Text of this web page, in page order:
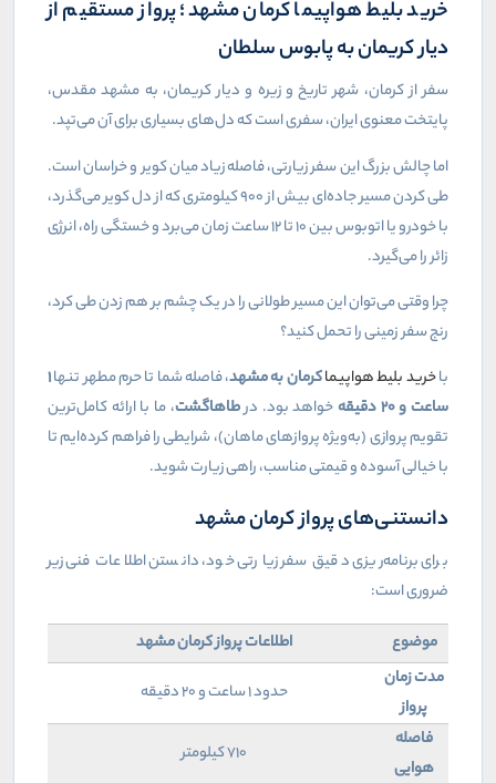
خرید بلیط هواپیما کرمان مشهد؛ پرواز مستقیم از
دیار کریمان به پابوس سلطان
سفر از کرمان، شهر تاریخ و زیره و دیار کریمان، به مشهد مقدس،
پایتخت معنوی ایران، سفری است که دل‌های بسیاری برای آن می‌تپد.
اما چالش بزرگ این سفر زیارتی، فاصله زیاد میان کویر و خراسان است.
طی کردن مسیر جاده‌ای بیش از ۹۰۰ کیلومتری که از دل کویر می‌گذرد،
با خودرو یا اتوبوس بین ۱۰ تا ۱۲ ساعت زمان می‌برد و خستگی راه، انرژی
زائر را می‌گیرد.
چرا وقتی می‌توان این مسیر طولانی را در یک چشم بر هم زدن طی کرد،
رنج سفر زمینی را تحمل کنید؟
باخرید بلیط هواپیماکرمان به مشهد، فاصله شما تا حرم مطهر تنها۱
ساعت و۲۰دقیقهخواهد بود. درطاهاگشت، ما با ارائه کامل‌ترین
تقویم پروازی (به‌ویژه پروازهای ماهان)، شرایطی را فراهم کرده‌ایم تا
با خیالی آسوده و قیمتی مناسب، راهی زیارت شوید.
دانستنی‌های پرواز کرمان مشهد
برای برنامه‌ریزی دقیق سفر زیارتی خود، دانستن اطلاعات فنی زیر
ضروری است:
موضوع
اطلاعات پرواز کرمان مشهد
مدت زمان
پرواز
حدود ۱ ساعت و ۲۰ دقیقه
فاصله
هوایی
۷۱۰ کیلومتر